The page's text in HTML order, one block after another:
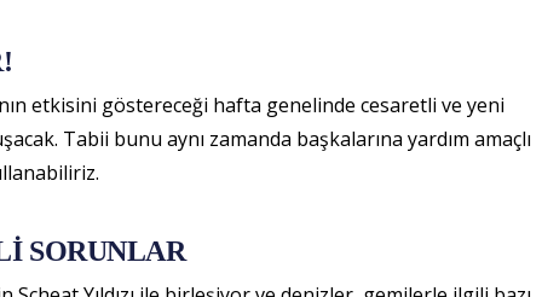
etkisini göstereceği hafta genelinde cesaretli ve yeni
Tabii bunu aynı zamanda başkalarına yardım amaçlı
SORUNLAR